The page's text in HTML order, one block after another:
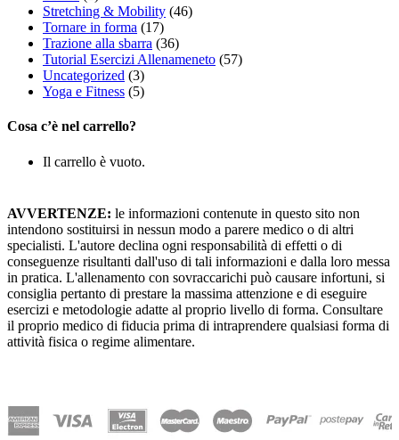
Stretching & Mobility (46)
Tornare in forma (17)
Trazione alla sbarra (36)
Tutorial Esercizi Allenameneto (57)
Uncategorized (3)
Yoga e Fitness (5)
Cosa c’è nel carrello?
Il carrello è vuoto.
AVVERTENZE: le informazioni contenute in questo sito non
intendono sostituirsi in nessun modo a parere medico o di altri
specialisti. L'autore declina ogni responsabilità di effetti o di
conseguenze risultanti dall'uso di tali informazioni e dalla loro messa
in pratica. L'allenamento con sovraccarichi può causare infortuni, si
consiglia pertanto di prestare la massima attenzione e di eseguire
esercizi e metodologie adatte al proprio livello di forma. Consultare
il proprio medico di fiducia prima di intraprendere qualsiasi forma di
attività fisica o regime alimentare.